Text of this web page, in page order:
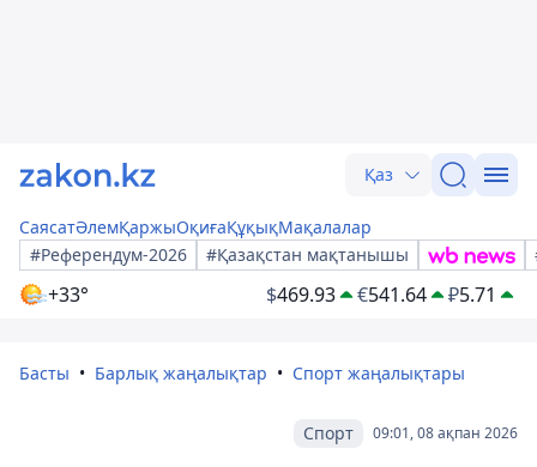
Қаз
СаясатӘлемҚаржыОқиғаҚұқықМақалалар
#Референдум-2026
#Қазақстан мақтанышы
+33° $469.93 €541.64 ₽5.71
Басты Барлық жаңалықтар Спорт жаңалықтары
09:01, 08 ақпан 2026
Спорт